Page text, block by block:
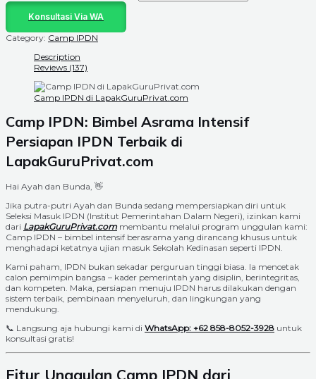
Konsultasi Via WA
Category: Camp IPDN
Description
Reviews (137)
Camp IPDN di LapakGuruPrivat.com
Camp IPDN: Bimbel Asrama Intensif
Persiapan IPDN Terbaik di
LapakGuruPrivat.com
Hai Ayah dan Bunda, 👋
Jika putra-putri Ayah dan Bunda sedang mempersiapkan diri untuk
Seleksi Masuk IPDN (Institut Pemerintahan Dalam Negeri), izinkan kami
dari LapakGuruPrivat.commembantu melalui program unggulan kami:
Camp IPDN – bimbel intensif berasrama yang dirancang khusus untuk
menghadapi ketatnya ujian masuk Sekolah Kedinasan seperti IPDN.
Kami paham, IPDN bukan sekadar perguruan tinggi biasa. Ia mencetak
calon pemimpin bangsa – kader pemerintah yang disiplin, berintegritas,
dan kompeten. Maka, persiapan menuju IPDN harus dilakukan dengan
sistem terbaik, pembinaan menyeluruh, dan lingkungan yang
mendukung.
📞 Langsung aja hubungi kami di WhatsApp: +62 858-8052-3928 untuk
konsultasi gratis!
Fitur Unggulan Camp IPDN dari